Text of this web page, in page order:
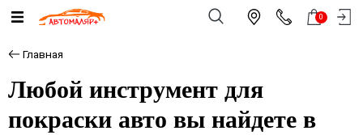
0
Главная
Любой инструмент для
покраски авто вы найдете в